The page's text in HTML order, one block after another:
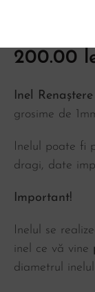
200.00
Inel Renaștere
grosime de
Inelul poate fi
dragi, date
Important!
Inelul se
inel ce vă vine
diametrul